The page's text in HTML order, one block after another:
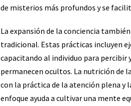
de misterios más profundos y se
La expansión de la conciencia
tradicional. Estas prácticas incluyen
capacitando al individuo para percibir
permanecen ocultos. La nutrición de
con la práctica de la atención plena y
enfoque ayuda a cultivar una mente